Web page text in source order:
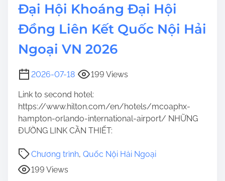
Đại Hội Khoáng Đại Hội
Đồng Liên Kết Quốc Nội Hải
Ngoại VN 2026
2026-07-18 199 Views
Link to second hotel:
https://www.hilton.com/en/hotels/mcoaphx-
hampton-orlando-international-airport/ NHỮNG
ĐƯỜNG LINK CẦN THIẾT:
Chương trình, Quốc Nội Hải Ngoại
199 Views